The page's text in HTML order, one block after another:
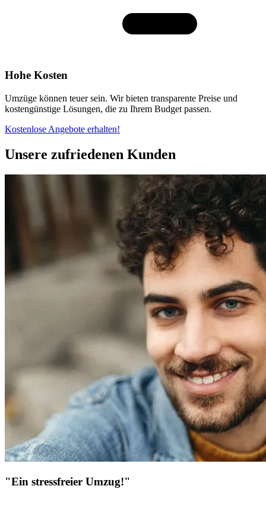
Hohe Kosten
Umzüge können teuer sein. Wir bieten transparente Preise und
kostengünstige Lösungen, die zu Ihrem Budget passen.
Kostenlose Angebote erhalten!
Unsere zufriedenen Kunden
"Ein stressfreier Umzug!"